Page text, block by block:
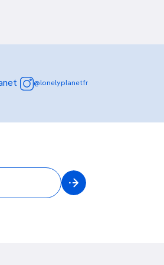
@lonelyplanetfr